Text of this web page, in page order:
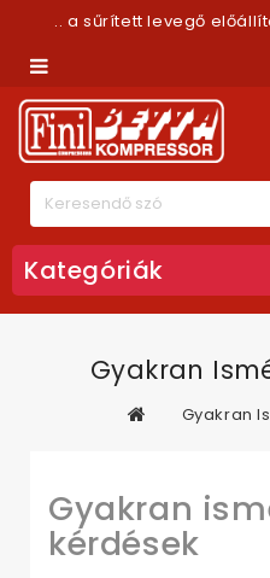
.. a sűrített levegő
Kategóriák
Gyakran
Gyakran
Gyakran
kérdések